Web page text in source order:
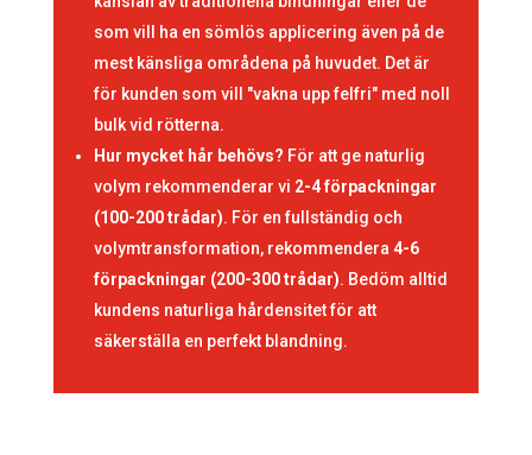
som vill ha en sömlös applicering även på de
mest känsliga områdena på huvudet. Det är
för kunden som vill "vakna upp felfri" med noll
bulk vid rötterna.
Hur mycket hår behövs? För att ge naturlig
volym rekommenderar vi 2-4 förpackningar
(100-200 trådar). För en fullständig och
volymtransformation, rekommendera 4-6
förpackningar (200-300 trådar). Bedöm alltid
kundens naturliga hårdensitet för att
säkerställa en perfekt blandning.